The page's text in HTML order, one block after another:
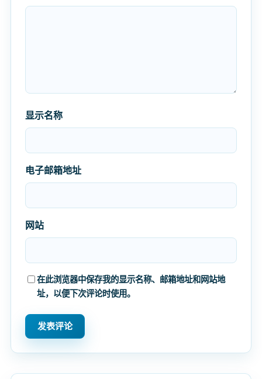
显示名称
电子邮箱地址
网站
在此浏览器中保存我的显示名称、邮箱地址和网站地
址，以便下次评论时使用。